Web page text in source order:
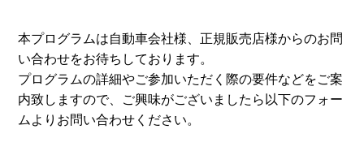
本プログラムは自動車会社様、正規販売店様からのお問
い合わせをお待ちしております。
プログラムの詳細やご参加いただく際の要件などをご案
内致しますので、 ご興味がございましたら以下のフォー
ムよりお問い合わせください。